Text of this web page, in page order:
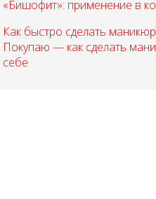
«Бишофит»: применение в
Как быстро сделать
Покупаю — как сделать
себе